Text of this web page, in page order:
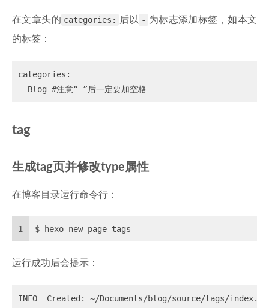
在文章头的 categories: 后以 - 为标志添加标签，如本文
的标签：
categories:
tag
生成tag页并修改type属性
在博客目录运行命令行：
1 $ hexo new page tags
运行成功后会提示：